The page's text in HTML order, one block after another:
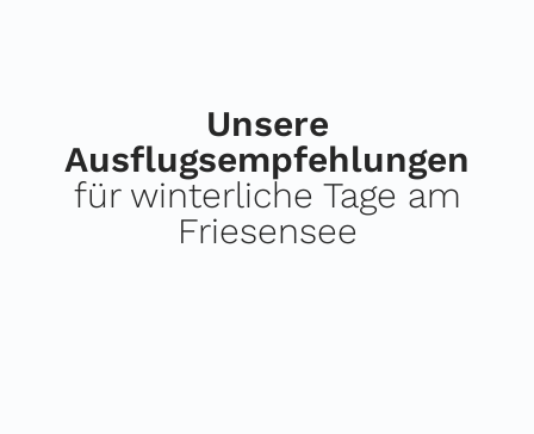
Unsere
Ausflugsempfehlungen
für winterliche Tage am
Friesensee